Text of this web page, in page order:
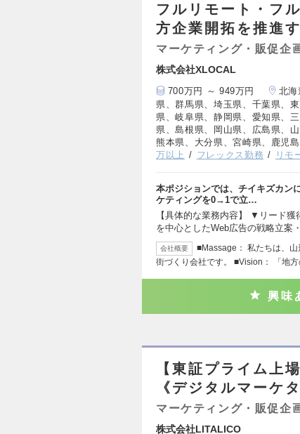
フルリモート・フ
方企業開拓を推進
マーケティング・販促企
株式会社XLOCAL
700万円 ～ 949万円
北海
県、群馬県、埼玉県、千葉県、
県、岐阜県、静岡県、愛知県、
県、島根県、岡山県、広島県、
熊本県、大分県、宮崎県、鹿児
万以上
フレックス勤務 リモ
本ポジションでは、チイキズカン
ケティングを0→1で立…
【具体的な業務内容】 ▼リード
を中心としたWeb広告の戦略立案
会社概要
■Massage： 私たちは、
街づくり会社です。 ■Vision： 「地
興味
【東証プライム上
《デジタルマーケ
マーケティング・販促企
株式会社LITALICO